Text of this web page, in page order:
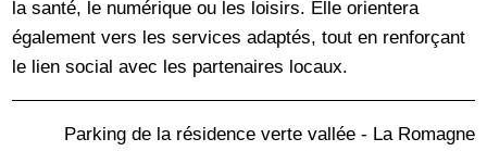
la santé, le numérique ou les loisirs. Elle orientera
également vers les services adaptés, tout en renforçant
le lien social avec les partenaires locaux.
Parking de la résidence verte vallée - La Romagne